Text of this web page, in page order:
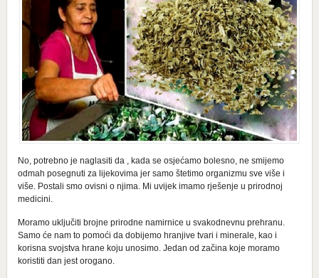
No, potrebno je naglasiti da , kada se osjećamo bolesno, ne smijemo
odmah posegnuti za lijekovima jer samo štetimo organizmu sve više i
više. Postali smo ovisni o njima. Mi uvijek imamo rješenje u prirodnoj
medicini.
Moramo uključiti brojne prirodne namirnice u svakodnevnu prehranu.
Samo će nam to pomoći da dobijemo hranjive tvari i minerale, kao i
korisna svojstva hrane koju unosimo. Jedan od začina koje moramo
koristiti dan jest orogano.